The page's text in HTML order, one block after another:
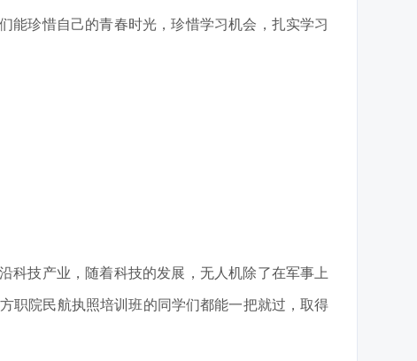
能珍惜自己的青春时光，珍惜学习机会，扎实学习
技产业，随着科技的发展，无人机除了在军事上
职院民航执照培训班的同学们都能一把就过，取得